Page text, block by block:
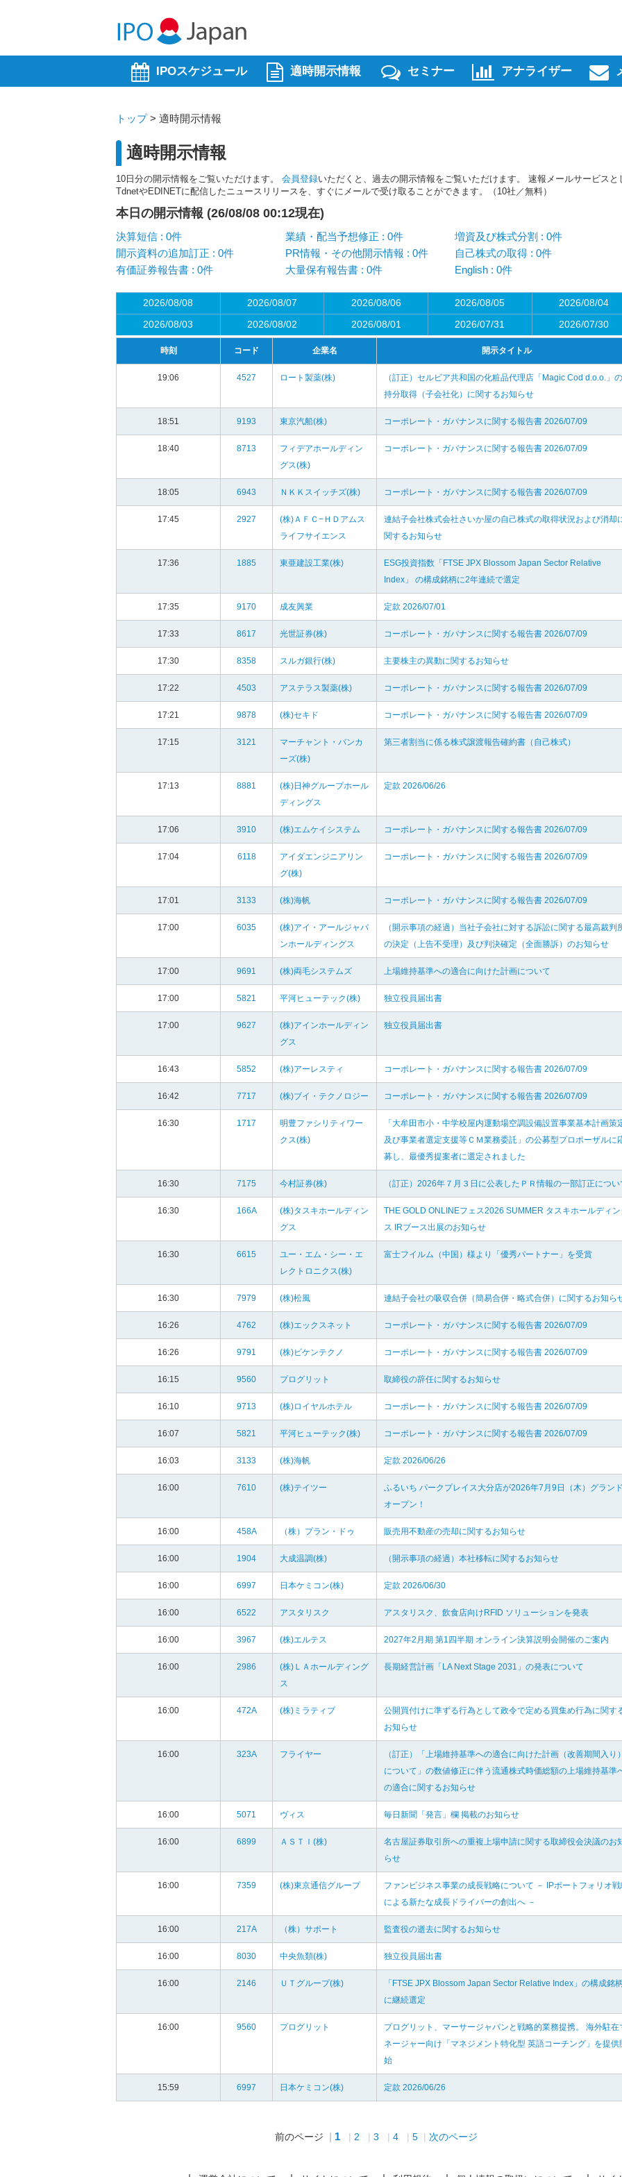
IPOスケジュール 適時開示情報 セミナー アナライザー
トップ> 適時開示情報
適時開示情報
10日分の開示情報をご覧いただけます。 会員登録いただくと、過去の開示情報をご覧いただけます。 速報メールサービスと
TdnetやEDINETに配信したニュースリリースを、すぐにメールで受け取ることができます。（10社／無料）
本日の開示情報 (26/08/08 00:12現在)
決算短信 : 0件 業績・配当予想修正 : 0件
増資及び株式分割 : 0件
開示資料の追加訂正 : 0件
PR情報・その他開示情報 : 0件
自己株式の取得 : 0件
有価証券報告書 : 0件
大量保有報告書 : 0件 English : 0件
2026/08/08 2026/08/07 2026/08/06 2026/08/05
2026/08/04
2026/08/03
2026/08/02 2026/08/01 2026/07/31 2026/07/30
時刻 コード 企業名 開示タイトル
19:06 4527 ロート製薬(株)
（訂正）セルビア共和国の化粧品代理店「Magic Cod d.o.o.」の
持分取得（子会社化）に関するお知らせ
18:51 9193 東京汽船(株) コーポレート・ガバナンスに関する報告書 2026/07/09
18:40 8713
フィデアホールディン
グス(株)
コーポレート・ガバナンスに関する報告書 2026/07/09
18:05 6943 ＮＫＫスイッチズ(株) コーポレート・ガバナンスに関する報告書 2026/07/09
17:45 2927
(株)ＡＦＣ−ＨＤアムス
ライフサイエンス
連結子会社株式会社さいか屋の自己株式の取得状況および消却
関するお知らせ
17:36 1885 東亜建設工業(株)
ESG投資指数「FTSE JPX Blossom Japan Sector Relative
Index」 の構成銘柄に2年連続で選定
17:35 9170 成友興業 定款 2026/07/01
17:33 8617 光世証券(株) コーポレート・ガバナンスに関する報告書 2026/07/09
17:30 8358 スルガ銀行(株) 主要株主の異動に関するお知らせ
17:22 4503 アステラス製薬(株) コーポレート・ガバナンスに関する報告書 2026/07/09
17:21 9878 (株)セキド コーポレート・ガバナンスに関する報告書 2026/07/09
17:15 3121
マーチャント・バンカ
ーズ(株)
第三者割当に係る株式譲渡報告確約書（自己株式）
17:13 8881
(株)日神グループホール
ディングス
定款 2026/06/26
17:06 3910 (株)エムケイシステム コーポレート・ガバナンスに関する報告書 2026/07/09
17:04 6118
アイダエンジニアリン
グ(株)
コーポレート・ガバナンスに関する報告書 2026/07/09
17:01 3133 (株)海帆 コーポレート・ガバナンスに関する報告書 2026/07/09
17:00 6035
(株)アイ・アールジャパ
ンホールディングス
（開示事項の経過）当社子会社に対する訴訟に関する最高裁判
の決定（上告不受理）及び判決確定（全面勝訴）のお知らせ
17:00 9691 (株)両毛システムズ 上場維持基準への適合に向けた計画について
17:00 5821 平河ヒューテック(株) 独立役員届出書
17:00 9627
(株)アインホールディン
グス
独立役員届出書
16:43 5852 (株)アーレスティ コーポレート・ガバナンスに関する報告書 2026/07/09
16:42 7717 (株)ブイ・テクノロジー コーポレート・ガバナンスに関する報告書 2026/07/09
16:30 1717
明豊ファシリティワー
クス(株)
「大牟田市小・中学校屋内運動場空調設備設置事業基本計画策
及び事業者選定支援等ＣＭ業務委託」の公募型プロポーザルに
募し、最優秀提案者に選定されました
16:30 7175 今村証券(株) （訂正）2026年７月３日に公表したＰＲ情報の一部訂正につい
16:30 166A
(株)タスキホールディン
グス
THE GOLD ONLINEフェス2026 SUMMER タスキホールディ
ス IRブース出展のお知らせ
16:30 6615
ユー・エム・シー・エ
レクトロニクス(株)
富士フイルム（中国）様より「優秀パートナー」を受賞
16:30 7979 (株)松風 連結子会社の吸収合併（簡易合併・略式合併）に関するお知ら
16:26 4762 (株)エックスネット コーポレート・ガバナンスに関する報告書 2026/07/09
16:26 9791 (株)ビケンテクノ コーポレート・ガバナンスに関する報告書 2026/07/09
16:15 9560 プログリット 取締役の辞任に関するお知らせ
16:10 9713 (株)ロイヤルホテル コーポレート・ガバナンスに関する報告書 2026/07/09
16:07 5821 平河ヒューテック(株) コーポレート・ガバナンスに関する報告書 2026/07/09
16:03 3133 (株)海帆 定款 2026/06/26
16:00 7610 (株)テイツー
ふるいち パークプレイス大分店が2026年7月9日（木）グラン
オープン！
16:00 458A （株）プラン・ドゥ 販売用不動産の売却に関するお知らせ
16:00 1904 大成温調(株) （開示事項の経過）本社移転に関するお知らせ
16:00 6997 日本ケミコン(株) 定款 2026/06/30
16:00 6522 アスタリスク アスタリスク、飲食店向けRFID ソリューションを発表
16:00 3967 (株)エルテス 2027年2月期 第1四半期 オンライン決算説明会開催のご案内
16:00 2986
(株)ＬＡホールディング
ス
長期経営計画「LA Next Stage 2031」の発表について
16:00 472A (株)ミラティブ
公開買付けに準ずる行為として政令で定める買集め行為に関す
お知らせ
16:00 323A フライヤー
（訂正）「上場維持基準への適合に向けた計画（改善期間入り
について」の数値修正に伴う流通株式時価総額の上場維持基準
の適合に関するお知らせ
16:00 5071 ヴィス 毎日新聞「発言」欄 掲載のお知らせ
16:00 6899 ＡＳＴＩ(株)
名古屋証券取引所への重複上場申請に関する取締役会決議のお
らせ
16:00 7359 (株)東京通信グループ
ファンビジネス事業の成長戦略について － IPポートフォリオ
による新たな成長ドライバーの創出へ －
16:00 217A （株）サポート 監査役の逝去に関するお知らせ
16:00 8030 中央魚類(株) 独立役員届出書
16:00 2146 ＵＴグループ(株)
「FTSE JPX Blossom Japan Sector Relative Index」の構成銘
に継続選定
16:00 9560 プログリット
プログリット、マーサージャパンと戦略的業務提携。 海外駐在
ネージャー向け「マネジメント特化型 英語コーチング」を提供
始
15:59 6997 日本ケミコン(株) 定款 2026/06/26
前のページ 1 2 3 4 5 次のページ